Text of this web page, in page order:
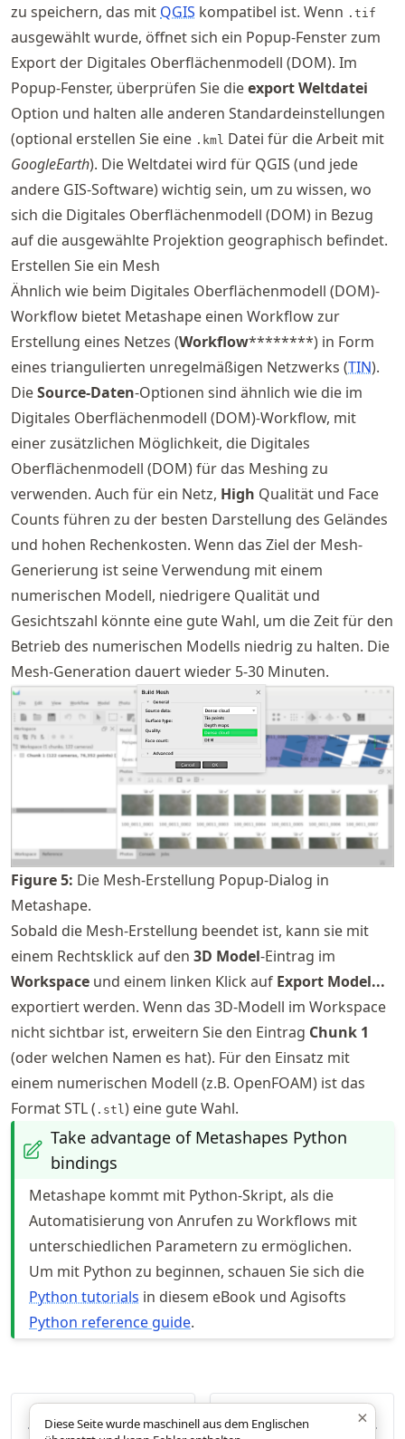
zu speichern, das mit QGIS kompatibel ist. Wenn .tif
ausgewählt wurde, öffnet sich ein Popup-Fenster zum
Export der Digitales Oberflächenmodell (DOM). Im
Popup-Fenster, überprüfen Sie dieexport Weltdatei
Option und halten alle anderen Standardeinstellungen
(optional erstellen Sie eine .kml Datei für die Arbeit mit
GoogleEarth). Die Weltdatei wird für QGIS (und jede
andere GIS-Software) wichtig sein, um zu wissen, wo
sich die Digitales Oberflächenmodell (DOM) in Bezug
auf die ausgewählte Projektion geographisch befindet.
Erstellen Sie ein Mesh
Ähnlich wie beim Digitales Oberflächenmodell (DOM)-
Workflow bietet Metashape einen Workflow zur
Erstellung eines Netzes (Workflow********) in Form
eines triangulierten unregelmäßigen Netzwerks (TIN).
DieSource-Daten-Optionen sind ähnlich wie die im
Digitales Oberflächenmodell (DOM)-Workflow, mit
einer zusätzlichen Möglichkeit, die Digitales
Oberflächenmodell (DOM) für das Meshing zu
verwenden. Auch für ein Netz, High Qualität und Face
Counts führen zu der besten Darstellung des Geländes
und hohen Rechenkosten. Wenn das Ziel der Mesh-
Generierung ist seine Verwendung mit einem
numerischen Modell, niedrigere Qualität und
Gesichtszahl könnte eine gute Wahl, um die Zeit für den
Betrieb des numerischen Modells niedrig zu halten. Die
Mesh-Generation dauert wieder 5-30 Minuten.
Figure5: Die Mesh-Erstellung Popup-Dialog in
Metashape.
Sobald die Mesh-Erstellung beendet ist, kann sie mit
einem Rechtsklick auf den 3D Model-Eintrag im
Workspace und einem linken Klick auf Export Model...
exportiert werden. Wenn das 3D-Modell im Workspace
nicht sichtbar ist, erweitern Sie den Eintrag Chunk 1
(oder welchen Namen es hat). Für den Einsatz mit
einem numerischen Modell (z.B. OpenFOAM) ist das
Format STL ( .stl) eine gute Wahl.
Take advantage of Metashapes Python
bindings
Metashape kommt mit Python-Skript, als die
Automatisierung von Anrufen zu Workflows mit
unterschiedlichen Parametern zu ermöglichen.
Um mit Python zu beginnen, schauen Sie sich die
Python tutorials in diesem eBook und Agisofts
Python reference guide.
×
Diese Seite wurde maschinell aus dem Englischen